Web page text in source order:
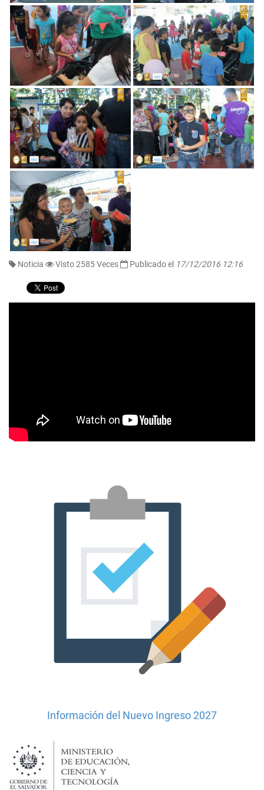
Noticia Visto 2585 Veces Publicado el 17/12/2016 12:16
Información del Nuevo Ingreso 2027